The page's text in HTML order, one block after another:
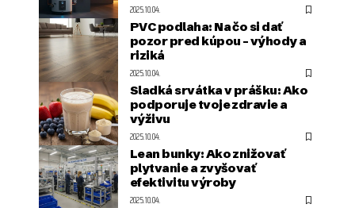
2025.10.04.
PVC podlaha: Na čo si dať
pozor pred kúpou – výhody a
riziká
2025.10.04.
Sladká srvátka v prášku: Ako
podporuje tvoje zdravie a
výživu
2025.10.04.
Lean bunky: Ako znižovať
plytvanie a zvyšovať
efektivitu výroby
2025.10.04.